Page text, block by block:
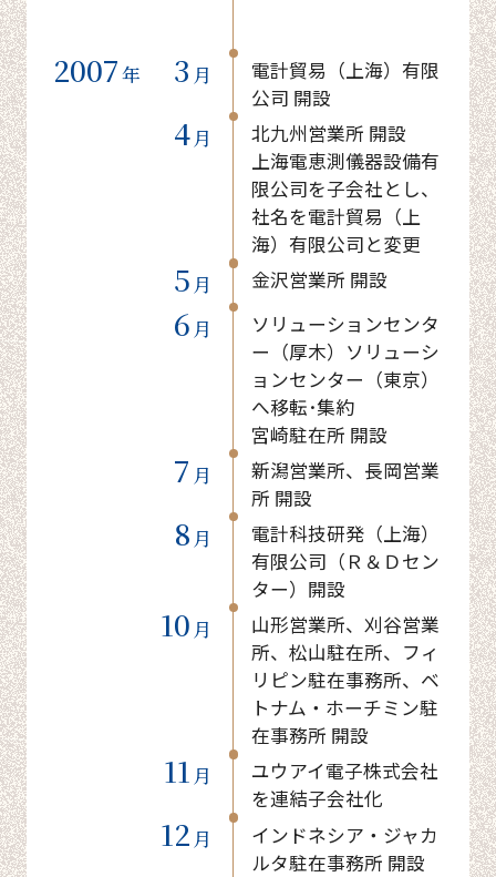
2007年 3 月
電計貿易（上海）有限
公司 開設
4月
北九州営業所 開設
上海電恵測儀器設備有
限公司を子会社とし、
社名を電計貿易（上
海）有限公司と変更
5 月 金沢営業所 開設
6 月
ソリューションセンタ
ー（厚木）ソリューシ
ョンセンター（東京）
へ移転･集約
宮崎駐在所 開設
7 月
新潟営業所、長岡営業
所 開設
8 月
電計科技研発（上海）
有限公司（Ｒ＆Ｄセン
ター）開設
10 月
山形営業所、刈谷営業
所、松山駐在所、フィ
リピン駐在事務所、ベ
トナム・ホーチミン駐
在事務所 開設
11 月
ユウアイ電子株式会社
を連結子会社化
12 月
インドネシア・ジャカ
ルタ駐在事務所 開設